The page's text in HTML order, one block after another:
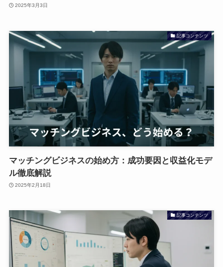
2025年3月3日
記事コンテンツ
マッチングビジネスの始め方：成功要因と収益化モデ
ル徹底解説
2025年2月18日
記事コンテンツ